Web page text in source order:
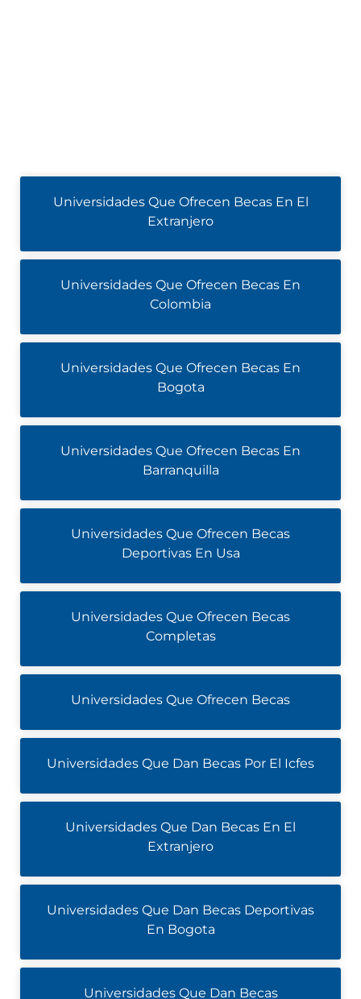
Universidades Que Ofrecen Becas En El
Extranjero
Universidades Que Ofrecen Becas En
Colombia
Universidades Que Ofrecen Becas En
Bogota
Universidades Que Ofrecen Becas En
Barranquilla
Universidades Que Ofrecen Becas
Deportivas En Usa
Universidades Que Ofrecen Becas
Completas
Universidades Que Ofrecen Becas
Universidades Que Dan Becas Por El Icfes
Universidades Que Dan Becas En El
Extranjero
Universidades Que Dan Becas Deportivas
En Bogota
Universidades Que Dan Becas